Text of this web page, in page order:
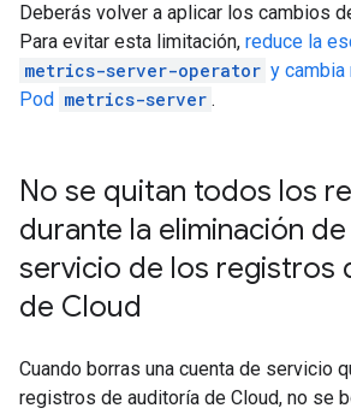
Deberás volver a aplicar los cambios
Para evitar esta limitación, reduce la
metrics-server-operator y cambia
Pod metrics-server .
No se quitan todos los
durante la eliminación
servicio de los registros
de Cloud
Cuando borras una cuenta de servicio
registros de auditoría de Cloud, no se